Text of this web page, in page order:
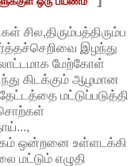
சில,திரும்பத்திரும்ப
இழந்து
மேற்கோள்
கிடக்கும் ஆழமான
தேட்டத்தை மட்டுப்படுத்தி
...,
ஒன்றனை உள்ளடக்கி
மட்டும் எழுதி